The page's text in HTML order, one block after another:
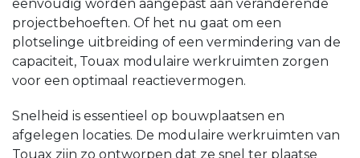
eenvoudig worden aangepast aan veranderende
projectbehoeften. Of het nu gaat om een
plotselinge uitbreiding of een vermindering van de
capaciteit, Touax modulaire werkruimten zorgen
voor een optimaal reactievermogen.
Snelheid is essentieel op bouwplaatsen en
afgelegen locaties. De modulaire werkruimten van
Touax zijn zo ontworpen dat ze snel ter plaatse